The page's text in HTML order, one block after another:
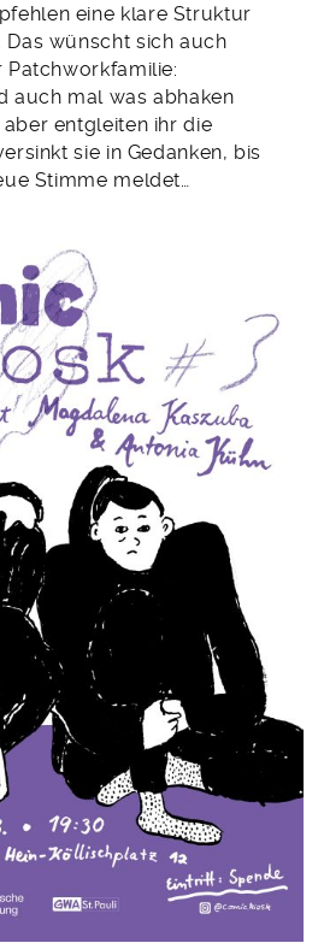
eine klare Struktur
Das wünscht sich auch
Patchworkfamilie:
auch mal was abhaken
entgleiten ihr die
sie in Gedanken, bis
Stimme meldet…